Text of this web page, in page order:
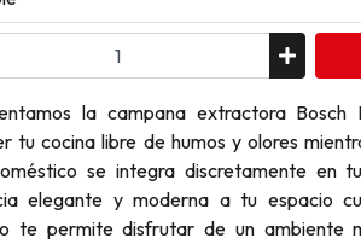
la campana extractora
tu cocina libre de humos y olores
se integra discretamente en
elegante y moderna a tu espacio
te permite disfrutar de un ambiente